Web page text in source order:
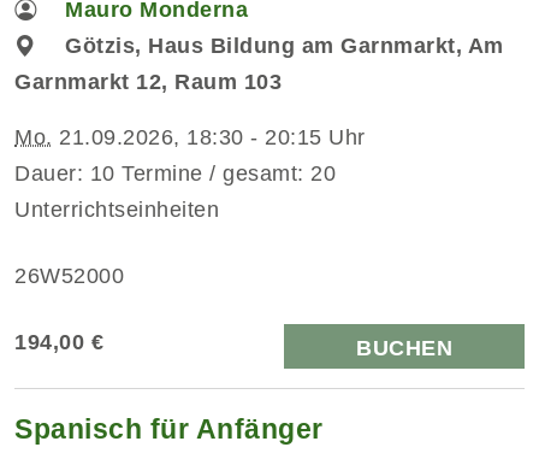
Mauro Monderna
Götzis, Haus Bildung am Garnmarkt, Am
Garnmarkt 12, Raum 103
Mo. 21.09.2026, 18:30 - 20:15 Uhr
Dauer: 10 Termine / gesamt: 20
Unterrichtseinheiten
26W52000
194,00 € BUCHEN
Spanisch für Anfänger